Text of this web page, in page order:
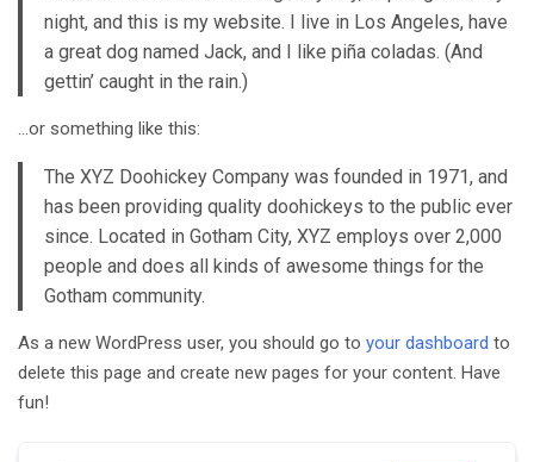
night, and this is my website. I live in Los Angeles, have
a great dog named Jack, and I like piña coladas. (And
gettin’ caught in the rain.)
…or something like this:
The XYZ Doohickey Company was founded in 1971, and
has been providing quality doohickeys to the public ever
since. Located in Gotham City, XYZ employs over 2,000
people and does all kinds of awesome things for the
Gotham community.
As a new WordPress user, you should go to your dashboard to
delete this page and create new pages for your content. Have
fun!